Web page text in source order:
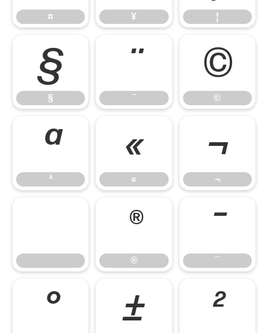
¤ ¥ ¦
§
§
¨
¨
©
©
ª
ª
«
«
¬
¬
®
®
¯
¯
° ± ²